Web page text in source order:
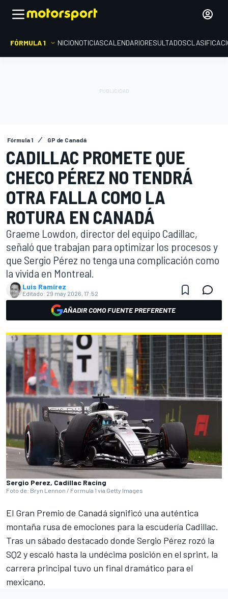
FÓRMULA 1 INICIONOTICIASCALENDARIORESULTADOS
Fórmula 1 GP de Canadá
CADILLAC PROMETE QUE
CHECO PÉREZ NO TENDRÁ
OTRA FALLA COMO LA
ROTURA EN CANADÁ
Graeme Lowdon, director del equipo Cadillac,
señaló que trabajan para optimizar los procesos y
que Sergio Pérez no tenga una complicación como
la vivida en Montreal.
Luis Ramírez
Editado: 29 may 2026, 17:52
AÑADIR COMO FUENTE PREFERENTE
Sergio Perez, Cadillac Racing
Foto de: Bryn Lennon / Formula 1 via Getty Images
El Gran Premio de Canadá significó una auténtica
montaña rusa de emociones para la escudería Cadillac.
Tras un sábado destacado donde Sergio Pérez rozó la
SQ2 y escaló hasta la undécima posición en el sprint, la
carrera principal tuvo un final dramático para el
mexicano.